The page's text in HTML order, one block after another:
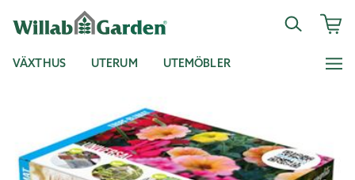
VÄXTHUS UTERUM UTEMÖBLER